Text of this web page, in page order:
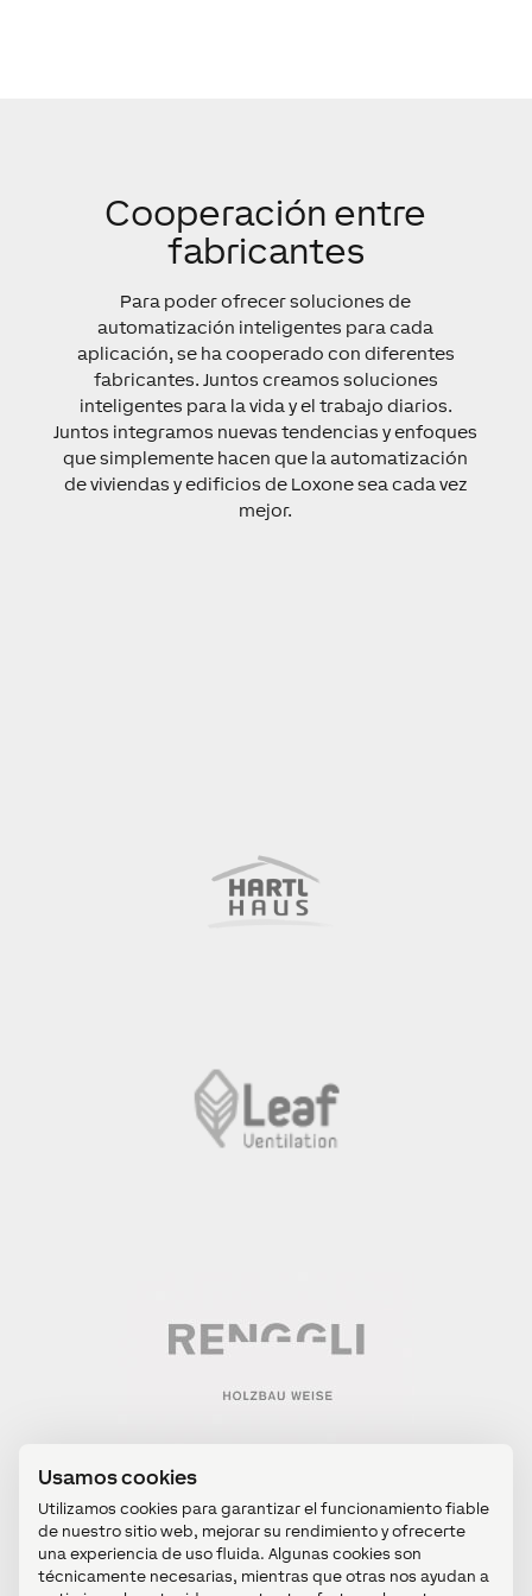
Usamos cookies
Utilizamos cookies para garantizar el funcionamiento fiable
de nuestro sitio web, mejorar su rendimiento y ofrecerte
una experiencia de uso fluida. Algunas cookies son
técnicamente necesarias, mientras que otras nos ayudan a
Cooperación entre
fabricantes
Para poder ofrecer soluciones de
automatización inteligentes para cada
aplicación, se ha cooperado con diferentes
fabricantes. Juntos creamos soluciones
inteligentes para la vida y el trabajo diarios.
Juntos integramos nuevas tendencias y enfoques
que simplemente hacen que la automatización
de viviendas y edificios de Loxone sea cada vez
mejor.